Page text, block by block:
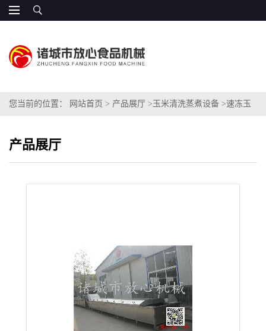
您当前的位置： 网站首页 > 产品展厅 > 玉米清洗蒸煮设备 >速冻玉
产品展厅